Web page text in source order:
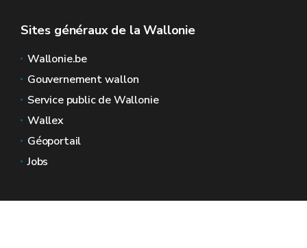
Sites généraux de la Wallonie
Wallonie.be
Gouvernement wallon
Service public de Wallonie
Wallex
Géoportail
Jobs